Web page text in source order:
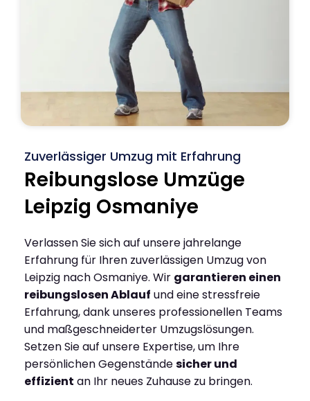
Zuverlässiger Umzug mit Erfahrung
Reibungslose Umzüge
Leipzig Osmaniye
Verlassen Sie sich auf unsere jahrelange
Erfahrung für Ihren zuverlässigen Umzug von
Leipzig nach Osmaniye. Wir garantieren einen
reibungslosen Ablauf und eine stressfreie
Erfahrung, dank unseres professionellen Teams
und maßgeschneiderter Umzugslösungen.
Setzen Sie auf unsere Expertise, um Ihre
persönlichen Gegenständesicher und
effizient an Ihr neues Zuhause zu bringen.